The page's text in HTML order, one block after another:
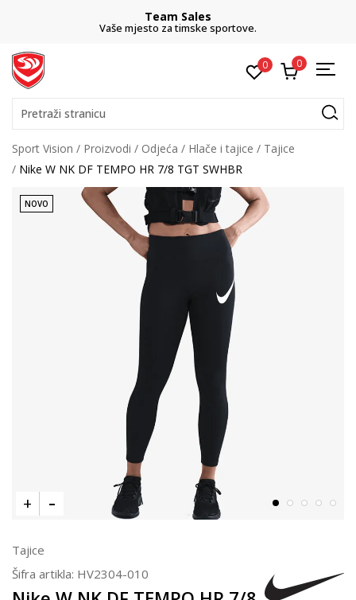
Team Sales
Vaše mjesto za timske sportove.
0 0
Pretraži stranicu
Sport Vision Proizvodi Odjeća Hlače i tajice
Tajice
Nike W NK DF TEMPO HR 7/8 TGT SWHBR
NOVO
Tajice
Šifra artikla: HV2304-010